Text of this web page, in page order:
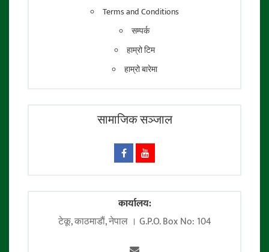
Terms and Conditions
सम्पर्क
हाम्रो टिम
हाम्रो बारेमा
सामाजिक सञ्जाल
कार्यालय:
टेकू, काठमाडाैं, नेपाल । G.P.O. Box No: 104